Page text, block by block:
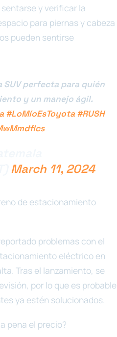
y verificar la
para piernas y cabeza
pueden sentirse
SUV perfecta para quién
y un manejo ágil.
#LoMíoEsToyota #RUSH
March 11, 2024
de estacionamiento
problemas con el
eléctrico en
Tras el lanzamiento, se
por lo que es probable
ya estén solucionados.
pena el precio?